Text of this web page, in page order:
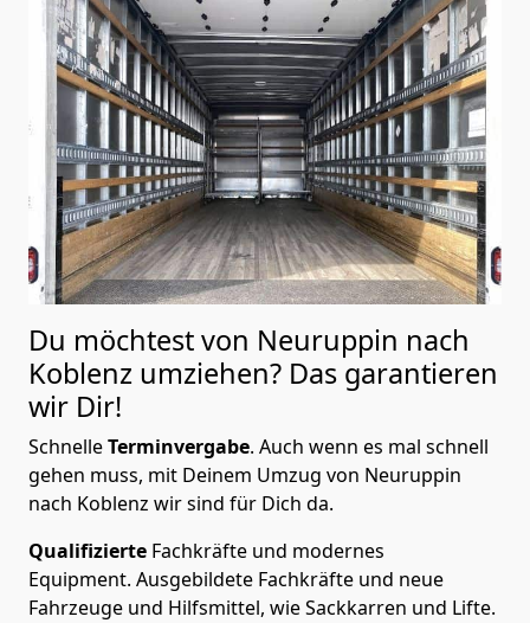
Du möchtest von Neuruppin nach
Koblenz umziehen? Das garantieren
wir Dir!
SchnelleTerminvergabe. Auch wenn es mal schnell
gehen muss, mit Deinem Umzug von Neuruppin
nach Koblenz wir sind für Dich da.
Qualifizierte Fachkräfte und modernes
Equipment. Ausgebildete Fachkräfte und neue
Fahrzeuge und Hilfsmittel, wie Sackkarren und Lifte.